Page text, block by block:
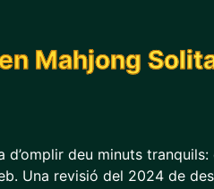
Mahjong
deu minuts
Una revisió del 2024 de